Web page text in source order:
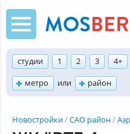
студии 1 2 3 4+
метро
или район
Новостройки САО район